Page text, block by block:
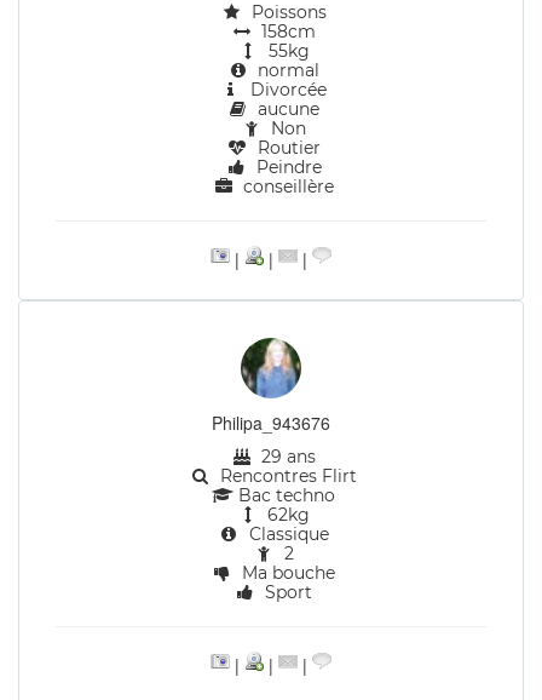
Poissons
158cm
55kg
normal
Divorcée
aucune
Non
Routier
Peindre
conseillère
| | |
Philipa_943676
29 ans
Rencontres Flirt
Bac techno
62kg
Classique
2
Ma bouche
Sport
| | |